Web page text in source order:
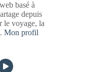
basé à
depuis
le voyage, la
Mon profil